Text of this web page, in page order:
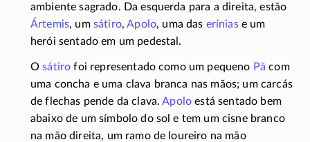
ambiente sagrado. Da esquerda para a direita, estão
Ártemis, um sátiro,Apolo, uma das eríniase um
herói sentado em um pedestal.
Osátiro foi representado como um pequeno Pã com
uma concha e uma clava branca nas mãos; um carcás
de flechas pende da clava.Apolo está sentado bem
abaixo de um símbolo do sol e tem um cisne branco
na mão direita, um ramo de loureiro na mão